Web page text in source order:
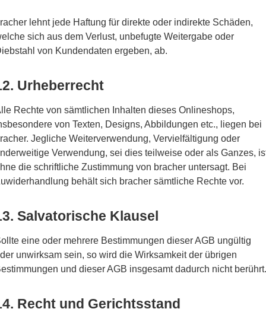
lehnt jede Haftung für direkte oder indirekte Schäden,
sich aus dem Verlust, unbefugte Weitergabe oder
von Kundendaten ergeben, ab.
Urheberrecht
Rechte von sämtlichen Inhalten dieses Onlineshops,
von Texten, Designs, Abbildungen etc., liegen bei
Jegliche Weiterverwendung, Vervielfältigung oder
Verwendung, sei dies teilweise oder als Ganzes,
die schriftliche Zustimmung von bracher untersagt. Bei
behält sich bracher sämtliche Rechte vor.
Salvatorische Klausel
eine oder mehrere Bestimmungen dieser AGB ungültig
unwirksam sein, so wird die Wirksamkeit der übrigen
und dieser AGB insgesamt dadurch nicht berührt.
Recht und Gerichtsstand